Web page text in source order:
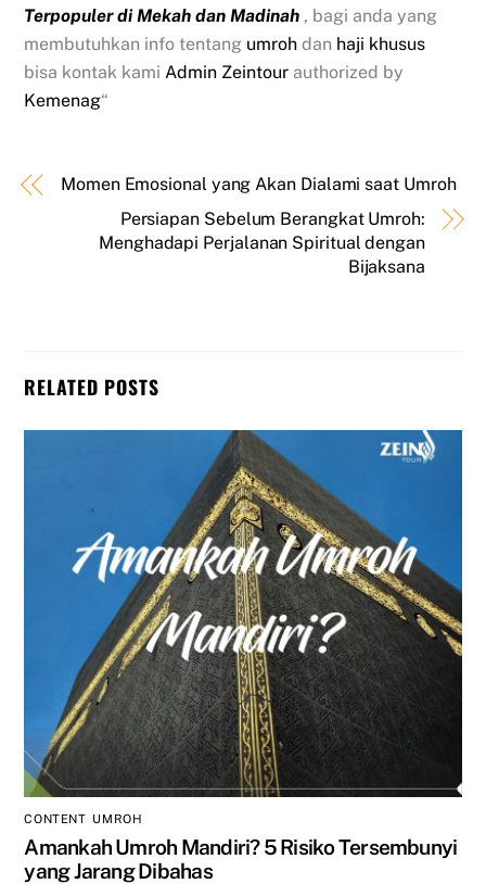
Terpopuler di Mekah dan Madinah , bagi anda yang
membutuhkan info tentang umroh dan haji khusus
bisa kontak kamiAdmin Zeintour authorized by
Kemenag“
Momen Emosional yang Akan Dialami saat Umroh
Persiapan Sebelum Berangkat Umroh:
Menghadapi Perjalanan Spiritual dengan
Bijaksana
RELATED POSTS
CONTENT, UMROH
Amankah Umroh Mandiri? 5 Risiko Tersembunyi
yang Jarang Dibahas